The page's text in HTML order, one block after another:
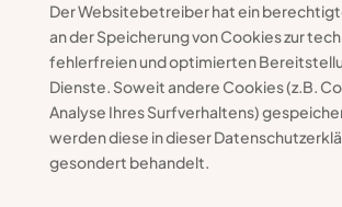
Der Websitebetreiber hat ein
an der Speicherung von Cookies zur
fehlerfreien und optimierten
Dienste. Soweit andere Cookies (z.B.
Analyse Ihres Surfverhaltens)
werden diese in dieser
gesondert behandelt.